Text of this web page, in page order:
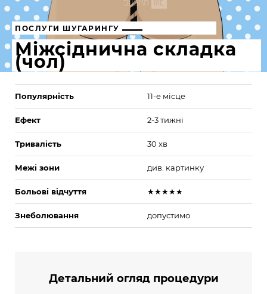
ПОСЛУГИ ШУГАРИНГУ
Міжсіднична складка
(чол)
Популярність 11-е місце
Ефект 2-3 тижні
Тривалість 30 хв
Межі зони див. картинку
Больові відчуття ★★★★★
Знеболювання допустимо
Детальний огляд процедури